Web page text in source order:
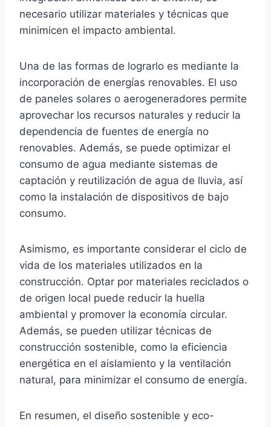
necesario utilizar materiales y técnicas que
minimicen el impacto ambiental.
Una de las formas de lograrlo es mediante la
incorporación de energías renovables. El uso
de paneles solares o aerogeneradores permite
aprovechar los recursos naturales y reducir la
dependencia de fuentes de energía no
renovables. Además, se puede optimizar el
consumo de agua mediante sistemas de
captación y reutilización de agua de lluvia, así
como la instalación de dispositivos de bajo
consumo.
Asimismo, es importante considerar el ciclo de
vida de los materiales utilizados en la
construcción. Optar por materiales reciclados o
de origen local puede reducir la huella
ambiental y promover la economía circular.
Además, se pueden utilizar técnicas de
construcción sostenible, como la eficiencia
energética en el aislamiento y la ventilación
natural, para minimizar el consumo de energía.
En resumen, el diseño sostenible y eco-